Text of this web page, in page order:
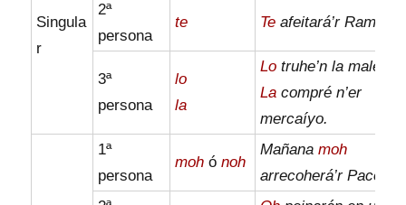
Singula
r
2ª
persona
te Te afeitará’r Ramón.
3ª
persona
lo
la
Lo truhe’n la maleta.
La compré n’er
mercaíyo.
1ª
persona
moh ónoh
Mañanamoh
arrecoherá’r Paco.